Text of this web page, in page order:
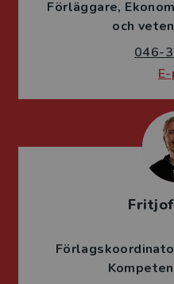
Förläggare
och
046-
Fritjof